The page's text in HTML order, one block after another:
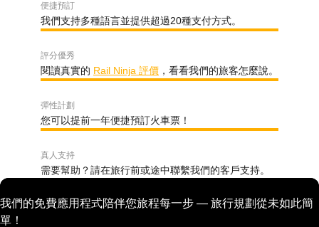
便捷預訂
我們支持多種語言並提供超過20種支付方式。
評分優秀
閱讀真實的 Rail Ninja 評價 ，看看我們的旅客怎麼說。
彈性計劃
您可以提前一年便捷預訂火車票！
真人支持
需要幫助？請在旅行前或途中聯繫我們的客戶支持。
我們的免費應用程式陪伴您旅程每一步 — 旅行規劃從未如此簡
單！